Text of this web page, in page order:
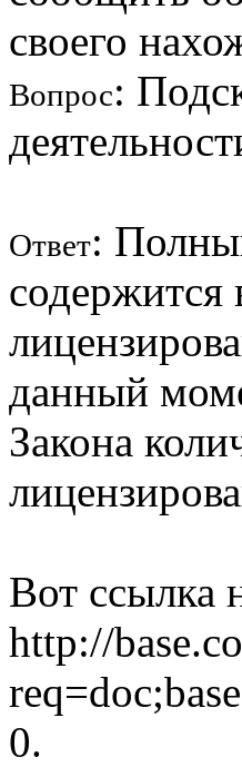
своего
Вопрос:
Ответ:
данный
Закона
Вот ссылка
http://
0.